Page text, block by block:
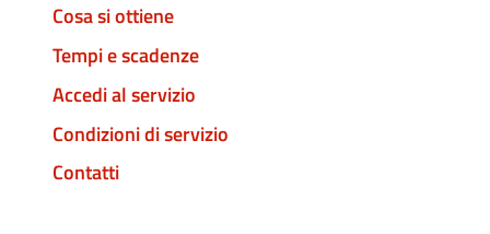
Cosa si ottiene
Tempi e scadenze
Accedi al servizio
Condizioni di servizio
Contatti